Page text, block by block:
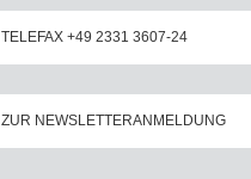
TELEFAX +49 2331 3607-24
ZUR NEWSLETTERANMELDUNG